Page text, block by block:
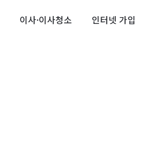
이사·이사청소 인터넷 가입